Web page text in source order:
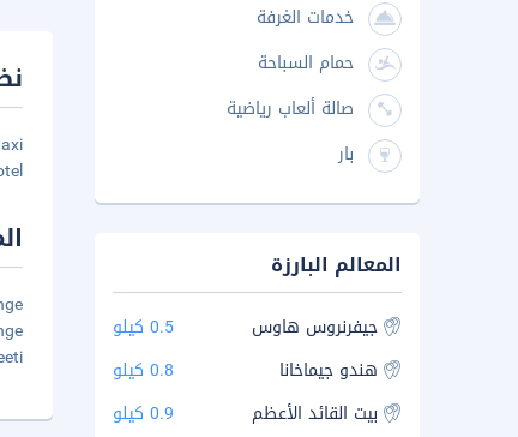
خدمات الغرفة
حمام السباحة
صالة ألعاب رياضية
بار
المعالم البارزة
جيفرنروس هاوس
0.5 كيلو
هندو جيماخانا
0.8 كيلو
بيت القائد الأعظم
0.9 كيلو